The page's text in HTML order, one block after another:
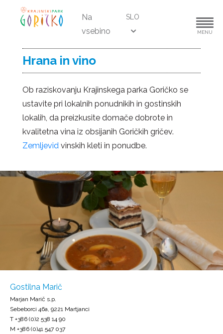
Na
vsebino
SLO
MENU
Hrana in vino
Ob raziskovanju Krajinskega parka Goričko se
ustavite pri lokalnih ponudnikih in gostinskih
lokalih, da preizkusite domače dobrote in
kvalitetna vina iz obsijanih Goričkih gričev.
Zemljevid vinskih kleti in ponudbe.
Gostilna Marič
Marjan Marič s.p.
Sebeborci 46a, 9221 Martjanci
T +386 (0)2 538 14 90
M +386 (0)41 547 037